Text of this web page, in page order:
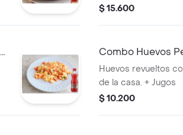
500 ml.
$ 15.600
Combo Huevos
Huevos revueltos
de la casa. + Jugos
$ 10.200